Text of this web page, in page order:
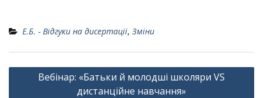
Е.Б. - Відгуки на дисертації, Зміни
Навігація
Вебінар: «Батьки й молодші школяри VS
дистанційне навчання»